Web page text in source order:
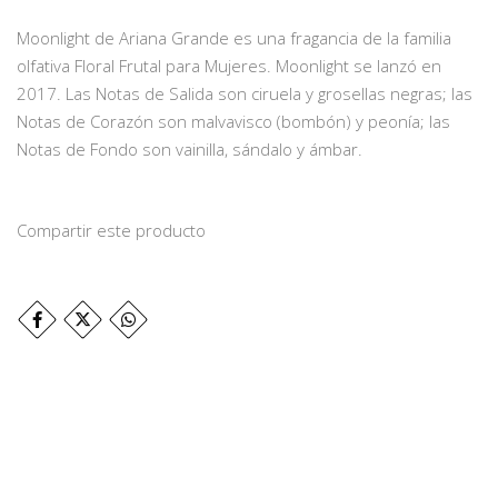
Moonlight de Ariana Grande es una fragancia de la familia
olfativa Floral Frutal para Mujeres. Moonlight se lanzó en
2017. Las Notas de Salida son ciruela y grosellas negras; las
Notas de Corazón son malvavisco (bombón) y peonía; las
Notas de Fondo son vainilla, sándalo y ámbar.
Compartir este producto